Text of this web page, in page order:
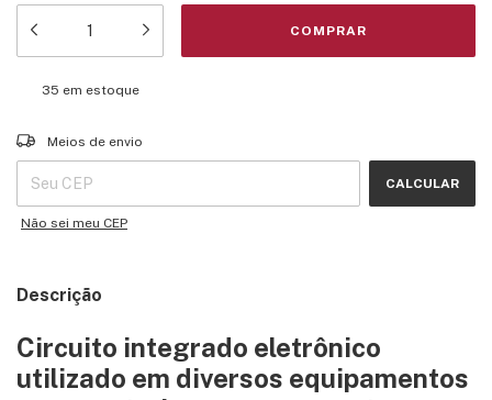
35 em estoque
Entregas para o CEP:
Meios de envio
CALCULAR
Não sei meu CEP
Descrição
Circuito integrado eletrônico
utilizado em diversos equipamentos